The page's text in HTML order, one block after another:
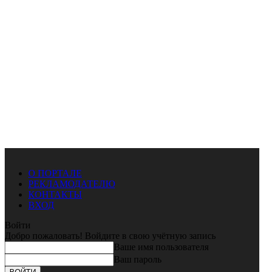
О ПОРТАЛЕ
РЕКЛАМОДАТЕЛЮ
КОНТАКТЫ
ВХОД
Войти
Добро пожаловать! Войдите в свою учётную запись
Ваше имя пользователя
Ваш пароль